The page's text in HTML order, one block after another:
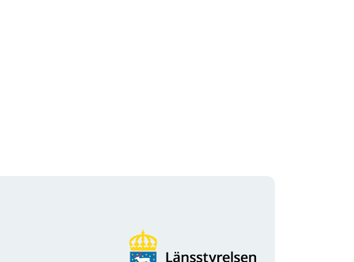
Organisationens
logotyp